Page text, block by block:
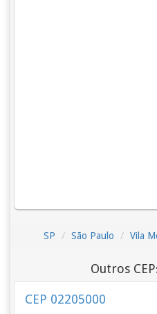
SP São Paulo Vila
Outros
CEP 02205000